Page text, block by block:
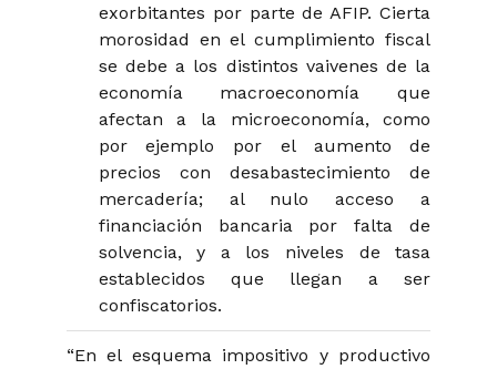
exorbitantes por parte de AFIP. Cierta
morosidad en el cumplimiento fiscal
se debe a los distintos vaivenes de la
economía macroeconomía que
afectan a la microeconomía, como
por ejemplo por el aumento de
precios con desabastecimiento de
mercadería; al nulo acceso a
financiación bancaria por falta de
solvencia, y a los niveles de tasa
establecidos que llegan a ser
confiscatorios.
“En el esquema impositivo y productivo